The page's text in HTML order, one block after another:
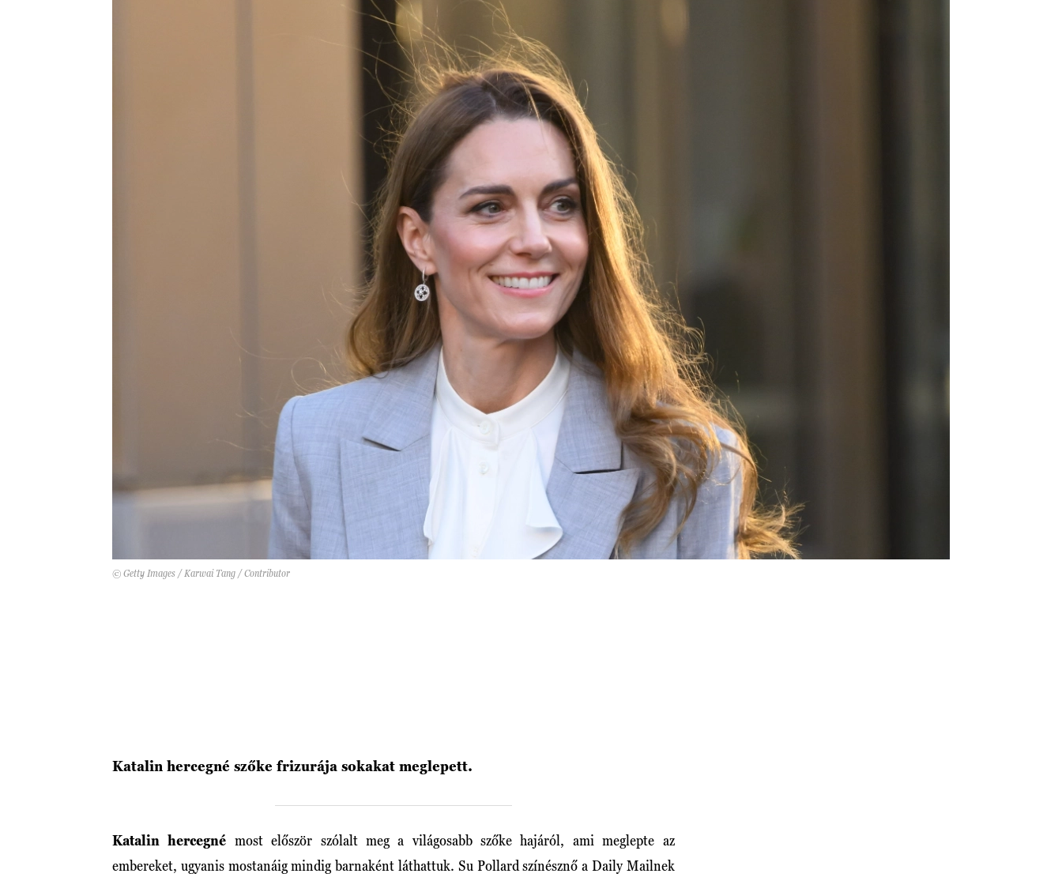
© Getty Images / Karwai Tang / Contributor
Katalin hercegné szőke frizurája sokakat meglepett.
Katalin hercegné most először szólalt meg a világosabb szőke hajáról, ami meglepte az
embereket, ugyanis mostanáig mindig barnaként láthattuk. Su Pollard színésznő a Daily Mailnek